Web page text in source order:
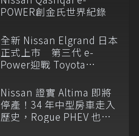
POWER創金氏世界紀錄
全新 Nissan Elgrand 日本
正式上市 第三代 e-
Power迎戰 Toyota
Nissan 證實 Altima 即將
停產！34 年中型房車走入
歷史，Rogue PHEV 也將